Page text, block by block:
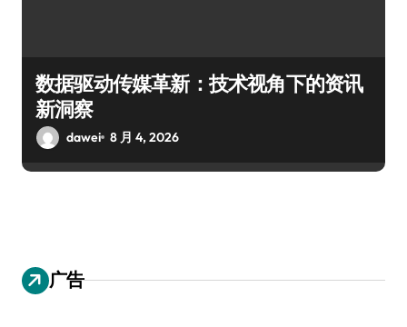
数据驱动传媒革新：技术视角下的资讯
新洞察
dawei 8 月 4, 2026
广告